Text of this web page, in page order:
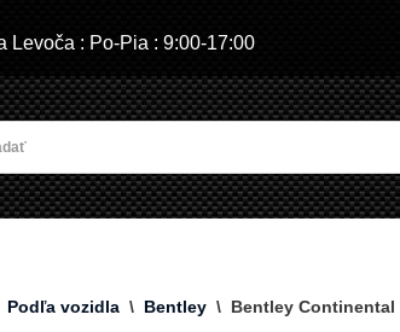
Levoča : Po-Pia : 9:00-17:00
Podľa vozidla \ Bentley \ Bentley Continental